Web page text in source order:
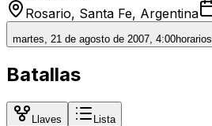
Rosario, Santa Fe, Argentina
martes, 21 de agosto de 2007, 4:00horarios
Batallas
Llaves Lista